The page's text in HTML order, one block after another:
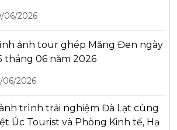
06/2026
ảnh tour ghép Măng Đen ngày
tháng 06 năm 2026
06/2026
trình trải nghiệm Đà Lạt cùng
Úc Tourist và Phòng Kinh tế, Hạ